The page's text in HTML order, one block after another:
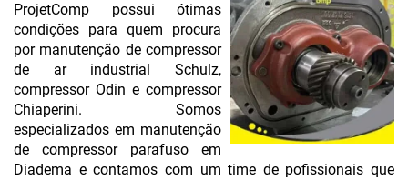
ProjetComp possui ótimas
condições para quem procura
por manutenção de compressor
de ar industrial Schulz,
compressor Odin e compressor
Chiaperini. Somos
especializados em manutenção
de compressor parafuso em
Diadema e contamos com um time de pofissionais que